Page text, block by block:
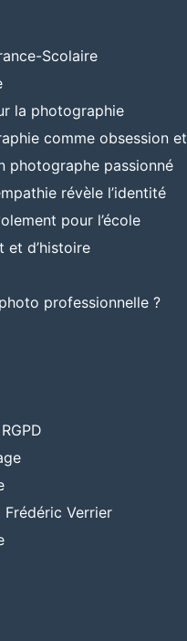
Scolaire
la photographie
comme obsession
photographe passionné
révèle l’identité
pour l’école
et d’histoire
professionnelle ?
Verrier